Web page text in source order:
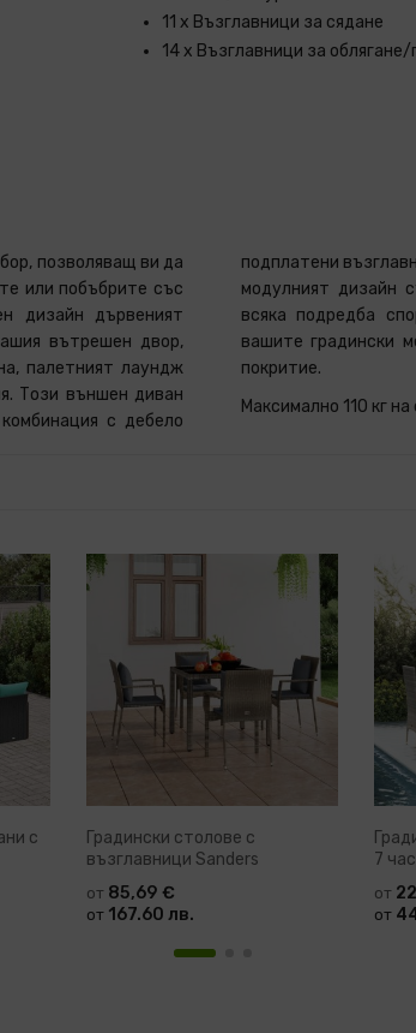
11 x Възглавници за сядане
14 x Възглавници за
позволяващ ви да
или побъбрите със
дизайн дървеният
вътрешен двор,
палетният лаундж
Този външен диван
с дебело
подплатени
модулният дизайн
всяка подредба
вашите градински
покритие.
Максимално 110 кг на
с
Градински столове с
възглавници Sanders
от 85,69 €
от 167.60 лв.
7
от
от